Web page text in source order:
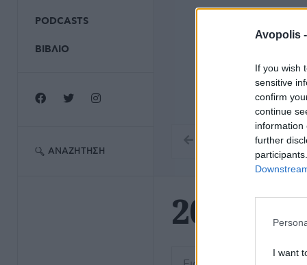
Avopolis -
If you wish
sensitive
confirm
continue
information
further
I want
PODCASTS
ΒΙΒΛΙΟ
ΑΝΑΖΉΤΗΣΗ
2025
Εισάγετε μέρος του